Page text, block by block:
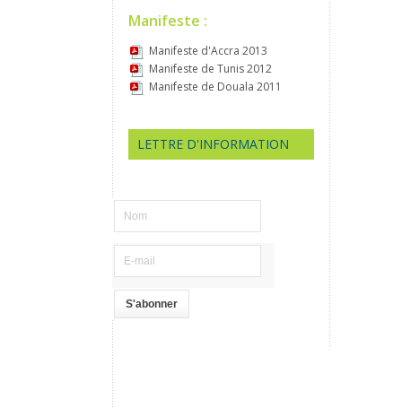
Manifeste :
Manifeste d'Accra 2013
Manifeste de Tunis 2012
Manifeste de Douala 2011
LETTRE D'INFORMATION